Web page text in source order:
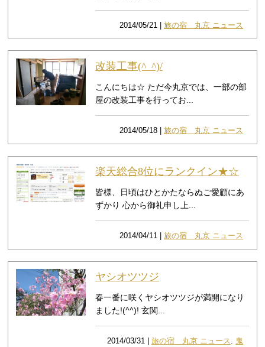
2014/05/21 |旅の宿 丸京 ニュース
改装工事(^_^)/
こんにちは☆ ただ今丸京では、一部の部
屋の改装工事を行ってお...
2014/05/18 |旅の宿 丸京 ニュース
楽天総合8位にランクイン★☆
皆様、日頃はひとかたならぬご愛顧にあ
ずかり 心から御礼申し上...
2014/04/11 |旅の宿 丸京 ニュース
ヤシオツツジ
春一番に咲くヤシオツツジが満開になり
ました!(^^)! 玄関...
2014/03/31 |旅の宿 丸京 ニュース. 鬼